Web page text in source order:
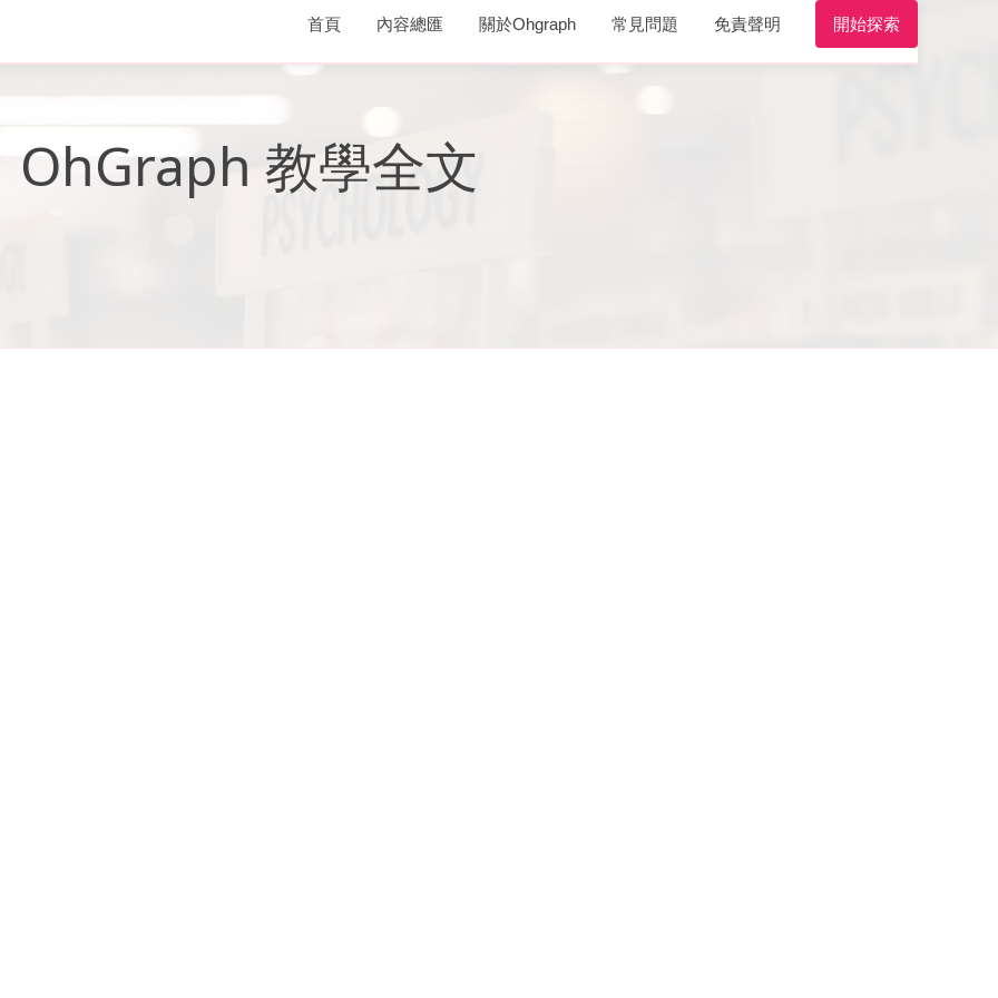
首頁 內容總匯 關於Ohgraph 常見問題 免責聲明 開始探索
OhGraph 教學全文